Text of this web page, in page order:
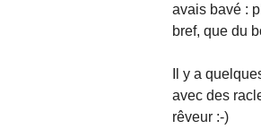
avais bavé :
bref, que du
Il y a
avec des
rêveur :-)